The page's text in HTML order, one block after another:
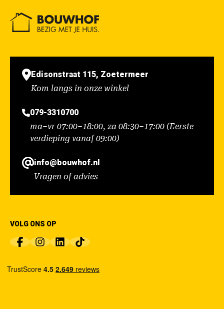
Edisonstraat 115, Zoetermeer
Kom langs in onze winkel
079-3310700
ma–vr 07:00–18:00, za 08:30–17:00 (Eerste
verdieping vanaf 09:00)
info@bouwhof.nl
Vragen of advies
VOLG ONS OP